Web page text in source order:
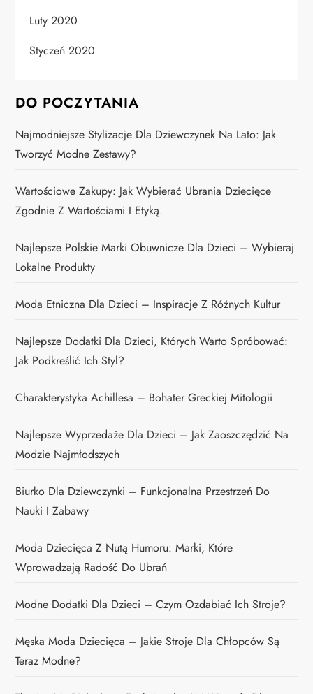
Luty 2020
Styczeń 2020
DO POCZYTANIA
Najmodniejsze Stylizacje Dla Dziewczynek Na Lato: Jak
Tworzyć Modne Zestawy?
Wartościowe Zakupy: Jak Wybierać Ubrania Dziecięce
Zgodnie Z Wartościami I Etyką.
Najlepsze Polskie Marki Obuwnicze Dla Dzieci – Wybieraj
Lokalne Produkty
Moda Etniczna Dla Dzieci – Inspiracje Z Różnych Kultur
Najlepsze Dodatki Dla Dzieci, Których Warto Spróbować:
Jak Podkreślić Ich Styl?
Charakterystyka Achillesa – Bohater Greckiej Mitologii
Najlepsze Wyprzedaże Dla Dzieci – Jak Zaoszczędzić Na
Modzie Najmłodszych
Biurko Dla Dziewczynki – Funkcjonalna Przestrzeń Do
Nauki I Zabawy
Moda Dziecięca Z Nutą Humoru: Marki, Które
Wprowadzają Radość Do Ubrań
Modne Dodatki Dla Dzieci – Czym Ozdabiać Ich Stroje?
Męska Moda Dziecięca – Jakie Stroje Dla Chłopców Są
Teraz Modne?